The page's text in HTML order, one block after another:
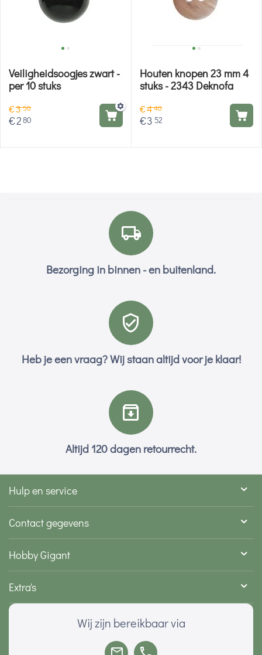
Veiligheidsoogjes zwart -
per 10 stuks
€350
€280
Houten knopen 23 mm 4
stuks - 2343 Deknofa
€440
€3 52
Bezorging in binnen - en buitenland.
Heb je een vraag? Wij staan altijd voor je klaar!
Altijd 120 dagen retourrecht.
Hulp en service
Contact gegevens
Hobby Gigant
Extra's
Wij zijn bereikbaar via